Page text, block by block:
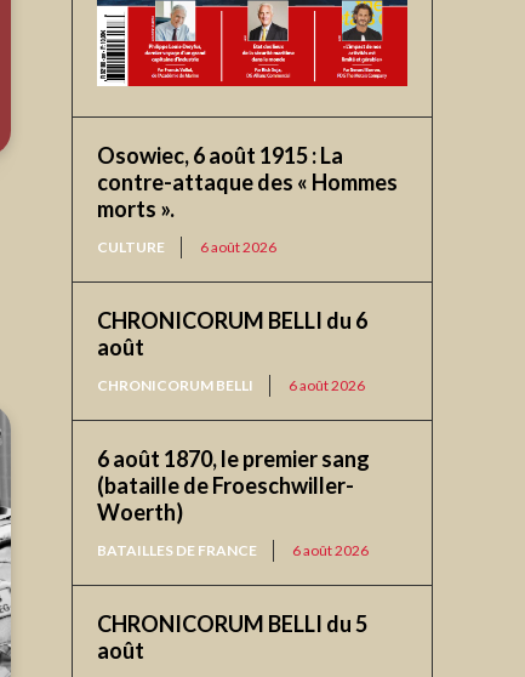
Osowiec, 6 août 1915 : La
contre-attaque des « Hommes
morts ».
CULTURE 6 août 2026
CHRONICORUM BELLI du 6
août
CHRONICORUM BELLI 6 août 2026
6 août 1870, le premier sang
(bataille de Froeschwiller-
Woerth)
BATAILLES DE FRANCE 6 août 2026
CHRONICORUM BELLI du 5
août